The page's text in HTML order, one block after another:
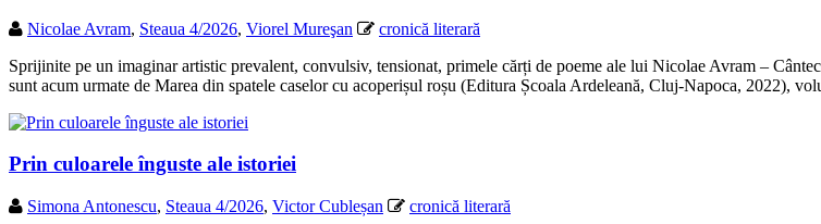
Nicolae Avram, Steaua 4/2026, Viorel Mureşan
cronică literară
Sprijinite pe un imaginar artistic prevalent, convulsiv, tensionat, primele cărți de poeme ale lui Nicolae Avram –
sunt acum urmate de Marea din spatele caselor cu acoperișul roșu (Editura Școala Ardeleană, Cluj-Napoca, 2022),
Prin culoarele înguste ale istoriei
Simona Antonescu, Steaua 4/2026, Victor Cubleșan
cronică literară